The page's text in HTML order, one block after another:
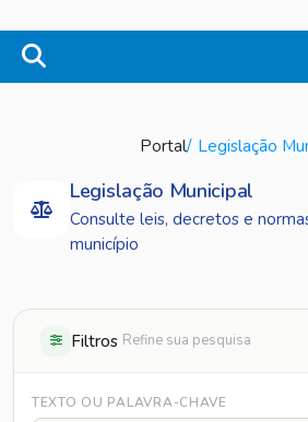
Portal Legislação
Legislação Municipal
Consulte leis, decretos e
município
Filtros Refine sua pesquisa
TEXTO OU PALAVRA-CHAVE